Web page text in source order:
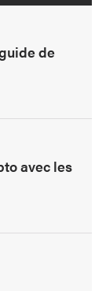
de
avec les